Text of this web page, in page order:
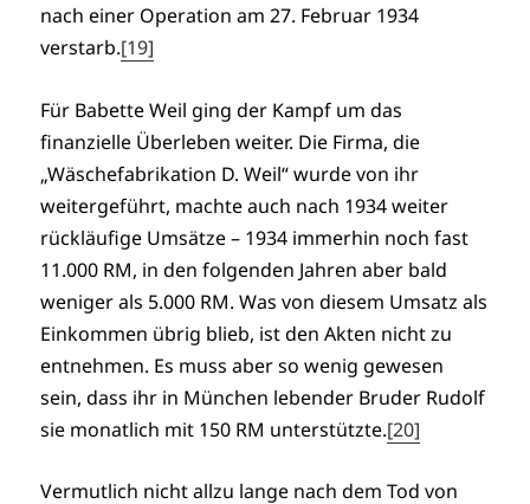
nach einer Operation am 27. Februar 1934
verstarb.[19]
Für Babette Weil ging der Kampf um das
finanzielle Überleben weiter. Die Firma, die
„Wäschefabrikation D. Weil“ wurde von ihr
weitergeführt, machte auch nach 1934 weiter
rückläufige Umsätze – 1934 immerhin noch fast
11.000 RM, in den folgenden Jahren aber bald
weniger als 5.000 RM. Was von diesem Umsatz als
Einkommen übrig blieb, ist den Akten nicht zu
entnehmen. Es muss aber so wenig gewesen
sein, dass ihr in München lebender Bruder Rudolf
sie monatlich mit 150 RM unterstützte.[20]
Vermutlich nicht allzu lange nach dem Tod von